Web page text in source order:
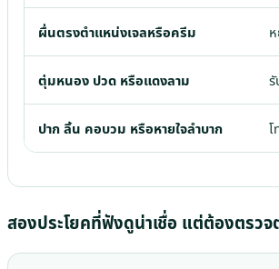
ผื่นตรงตำแหน่งเจลหรือครีม
ตุ่มหนอง ปวด หรือแดงลาม รั
ปาก ลิ้น คอบวม หรือหายใจลำบาก
สองประโยคที่ฟังดูน่าเชื่อ แต่ต้องตรวจ